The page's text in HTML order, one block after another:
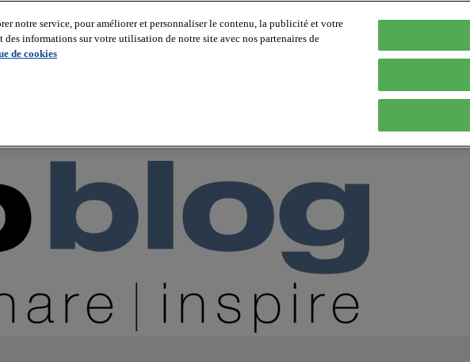
notre service, pour améliorer et personnaliser le contenu, la publicité et votre
des informations sur votre utilisation de notre site avec nos partenaires de
de cookies